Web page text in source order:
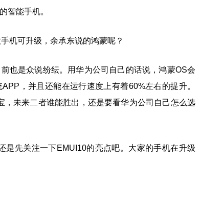
智能手机。
也是众说纷纭。用华为公司自己的话说，鸿蒙OS会
，并且还能在运行速度上有着60%左右的提升。
，未来二者谁能胜出，还是要看华为公司自己怎么选
是先关注一下EMUI10的亮点吧。大家的手机在升级